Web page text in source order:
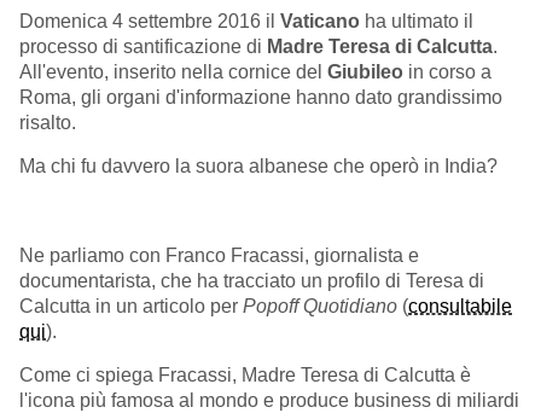
Domenica 4 settembre 2016 il Vaticano ha ultimato il
processo di santificazione di Madre Teresa di Calcutta.
All'evento, inserito nella cornice del Giubileo in corso a
Roma, gli organi d'informazione hanno dato grandissimo
risalto.
Ma chi fu davvero la suora albanese che operò in India?
Ne parliamo con Franco Fracassi, giornalista e
documentarista, che ha tracciato un profilo di Teresa di
Calcutta in un articolo per Popoff Quotidiano (consultabile
qui).
Come ci spiega Fracassi, Madre Teresa di Calcutta è
l'icona più famosa al mondo e produce business di miliardi